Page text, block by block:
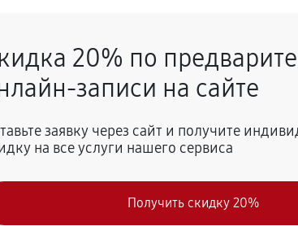
720 руб 40 минут
20% по
записи на сайте
заявку через сайт и получите
на все услуги нашего сервиса
Получить скидку 20%